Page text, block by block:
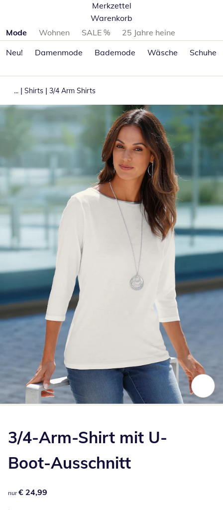
Merkzettel
Warenkorb
Produktkategorien überspringen
Mode Wohnen SALE %
25 Jahre heine
Neu!
Damenmode Bademode Wäsche Schuhe
... | Shirts | 3/4 Arm Shirts
3/4-Arm-Shirt mit U-
Boot-Ausschnitt
€ 24,99
nur € 24,99